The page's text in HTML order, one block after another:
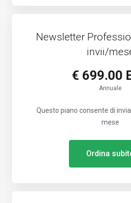
Newsletter
invii/
€ 699.00
Annuale
Questo piano consente di
mese
Ordina